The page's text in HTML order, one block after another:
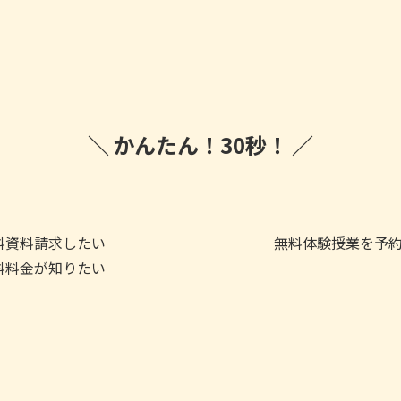
かんたん！ 30秒！
資料請求したい 無料体験授業を予
料金が知りたい